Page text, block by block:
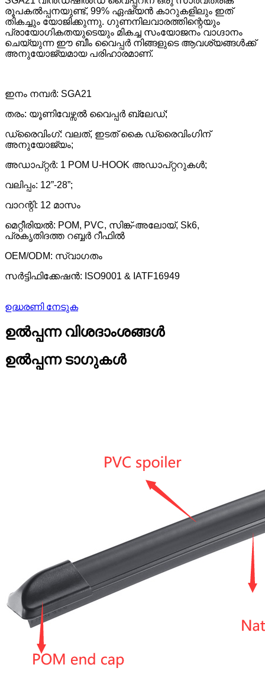
രൂപകൽപ്പനയുണ്ട്, 99% ഏഷ്യൻ കാറുകളിലും ഇത്
തികച്ചും യോജിക്കുന്നു. ഗുണനിലവാരത്തിന്റെയും
പ്രായോഗികതയുടെയും മികച്ച സംയോജനം വാഗ്ദാനം
ചെയ്യുന്ന ഈ ബീം വൈപ്പർ നിങ്ങളുടെ ആവശ്യങ്ങൾക്ക്
അനുയോജ്യമായ പരിഹാരമാണ്.
ഇനം നമ്പർ: SGA21
തരം: യൂണിവേഴ്സൽ വൈപ്പർ ബ്ലേഡ്;
ഡ്രൈവിംഗ്: വലത്, ഇടത് കൈ ഡ്രൈവിംഗിന്
അനുയോജ്യം;
അഡാപ്റ്റർ: 1 POM U-HOOK അഡാപ്റ്ററുകൾ;
വലിപ്പം: 12”-28”;
വാറന്റി: 12 മാസം
മെറ്റീരിയൽ: POM, PVC, സിങ്ക്-അലോയ്, Sk6,
പ്രകൃതിദത്ത റബ്ബർ റീഫിൽ
OEM/ODM: സ്വാഗതം
സർട്ടിഫിക്കേഷൻ: ISO9001 & IATF16949
ഉദ്ധരണി നേടുക
ഉൽപ്പന്ന വിശദാംശങ്ങൾ
ഉൽപ്പന്ന ടാഗുകൾ